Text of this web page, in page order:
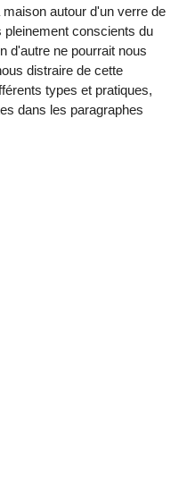
autour d'un verre de
conscients du
d'autre ne pourrait nous
distraire de cette
types et pratiques,
dans les paragraphes